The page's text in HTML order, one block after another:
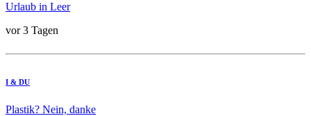
Urlaub in Leer
vor 3 Tagen
I & DU
Plastik? Nein, danke